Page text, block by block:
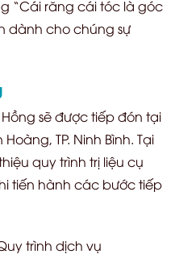
“Cái răng cái tóc là góc
dành cho chúng sự
sẽ được tiếp đón tại
TP. Ninh Bình. Tại
quy trình trị liệu cụ
tiến hành các bước tiếp